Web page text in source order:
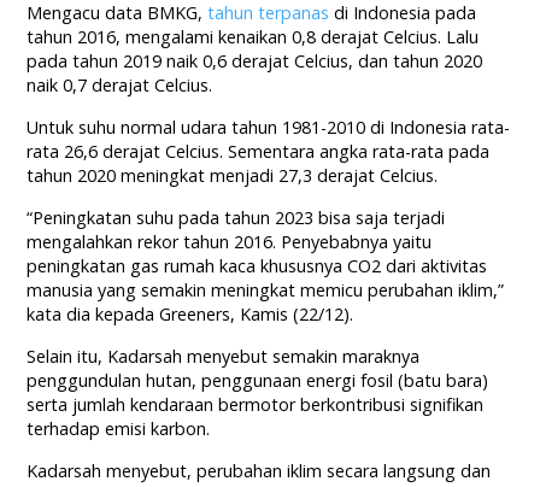
Mengacu data BMKG, tahun terpanas di Indonesia pada
tahun 2016, mengalami kenaikan 0,8 derajat Celcius. Lalu
pada tahun 2019 naik 0,6 derajat Celcius, dan tahun 2020
naik 0,7 derajat Celcius.
Untuk suhu normal udara tahun 1981-2010 di Indonesia rata-
rata 26,6 derajat Celcius. Sementara angka rata-rata pada
tahun 2020 meningkat menjadi 27,3 derajat Celcius.
“Peningkatan suhu pada tahun 2023 bisa saja terjadi
mengalahkan rekor tahun 2016. Penyebabnya yaitu
peningkatan gas rumah kaca khususnya CO2 dari aktivitas
manusia yang semakin meningkat memicu perubahan iklim,”
kata dia kepada Greeners, Kamis (22/12).
Selain itu, Kadarsah menyebut semakin maraknya
penggundulan hutan, penggunaan energi fosil (batu bara)
serta jumlah kendaraan bermotor berkontribusi signifikan
terhadap emisi karbon.
Kadarsah menyebut, perubahan iklim secara langsung dan